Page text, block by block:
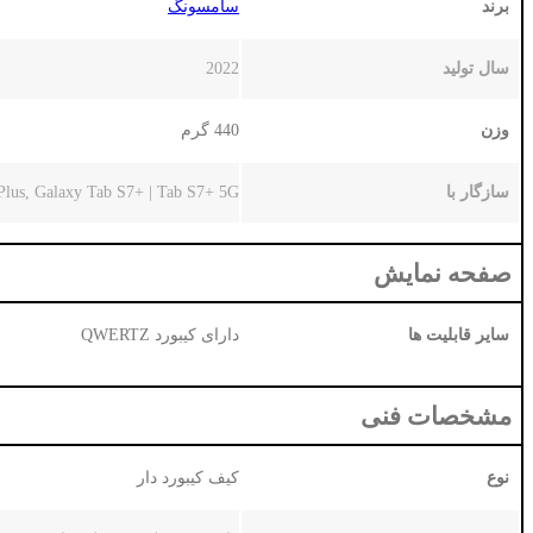
برند سامسونگ
سال تولید 2022
وزن 440 گرم
سازگار با Galaxy Tab S7+ | Tab S7+ 5G
صفحه نمایش
سایر قابلیت ها دارای کیبورد QWERTZ
مشخصات فنی
نوع کیف کیبورد دار